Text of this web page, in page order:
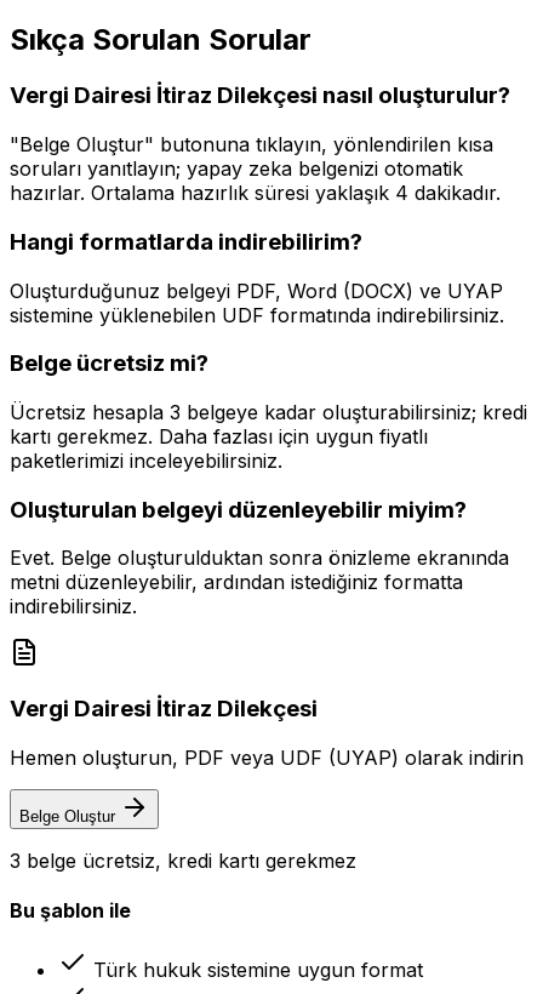
Sıkça Sorulan Sorular
Vergi Dairesi İtiraz Dilekçesi nasıl oluşturulur?
"Belge Oluştur" butonuna tıklayın, yönlendirilen kısa
soruları yanıtlayın; yapay zeka belgenizi otomatik
hazırlar. Ortalama hazırlık süresi yaklaşık 4 dakikadır.
Hangi formatlarda indirebilirim?
Oluşturduğunuz belgeyi PDF, Word (DOCX) ve UYAP
sistemine yüklenebilen UDF formatında indirebilirsiniz.
Belge ücretsiz mi?
Ücretsiz hesapla 3 belgeye kadar oluşturabilirsiniz; kredi
kartı gerekmez. Daha fazlası için uygun fiyatlı
paketlerimizi inceleyebilirsiniz.
Oluşturulan belgeyi düzenleyebilir miyim?
Evet. Belge oluşturulduktan sonra önizleme ekranında
metni düzenleyebilir, ardından istediğiniz formatta
indirebilirsiniz.
Vergi Dairesi İtiraz Dilekçesi
Hemen oluşturun, PDF veya UDF (UYAP) olarak indirin
Belge Oluştur
3 belge ücretsiz, kredi kartı gerekmez
Bu şablon ile
Türk hukuk sistemine uygun format